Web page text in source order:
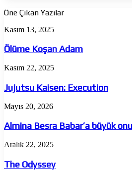
Öne Çıkan Yazılar
Ölüme
Adam
Kasım 13, 2025
Ölüme Koşan Adam
Jujutsu
Execution
Kasım 22, 2025
Jujutsu Kaisen: Execution
Almina
Babar’a
büyük
onur
Mayıs 20, 2026
Almina Besra Babar’a büyük
The
Aralık 22, 2025
The Odyssey